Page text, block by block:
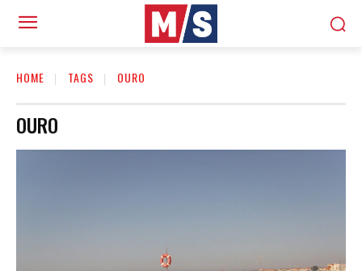
HOME TAGS OURO
OURO